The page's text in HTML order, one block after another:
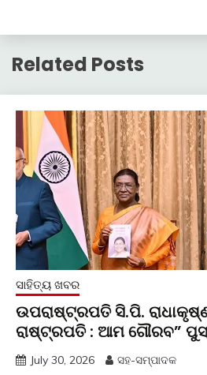
Related Posts
ସାହିତ୍ୟ ଖବର
ଉପରାଷ୍ଟ୍ରପତି ସି.ପି.
ରାଷ୍ଟ୍ରପତି : ଆମ ଗୌରବ”
July 30, 2026 ସହ-ସମ୍ପାଦକ